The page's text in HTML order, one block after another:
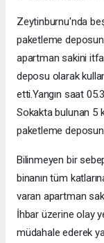
Zeytinburnu'nda
paketleme
apartman sakini
deposu olarak
etti.Yangın saat
Sokakta bulunan 5
paketleme
Bilinmeyen bir
binanın tüm
varan apartman
İhbar üzerine olay
müdahale ederek